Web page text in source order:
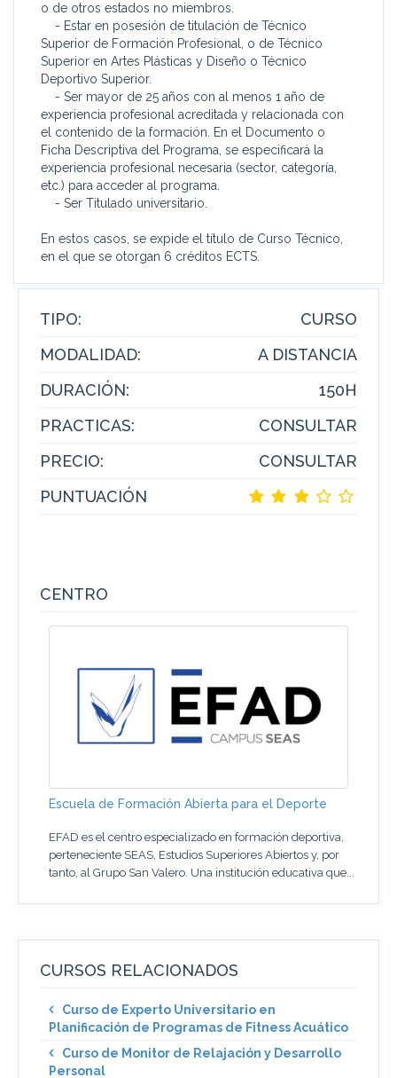
o de otros estados no miembros.
- Estar en posesión de titulación de Técnico
Superior de Formación Profesional, o de Técnico
Superior en Artes Plásticas y Diseño o Técnico
Deportivo Superior.
- Ser mayor de 25 años con al menos 1 año de
experiencia profesional acreditada y relacionada con
el contenido de la formación. En el Documento o
Ficha Descriptiva del Programa, se especificará la
experiencia profesional necesaria (sector, categoría,
etc.) para acceder al programa.
- Ser Titulado universitario.
En estos casos, se expide el título de Curso Técnico,
en el que se otorgan 6 créditos ECTS.
TIPO:
CURSO
MODALIDAD:
A DISTANCIA
DURACIÓN:
150H
PRACTICAS:
CONSULTAR
PRECIO:
CONSULTAR
PUNTUACIÓN
CENTRO
Escuela de Formación Abierta para el Deporte
EFAD es el centro especializado en formación deportiva,
perteneciente SEAS, Estudios Superiores Abiertos y, por
tanto, al Grupo San Valero. Una institución educativa que...
CURSOS RELACIONADOS
Curso de Experto Universitario en
Planificación de Programas de Fitness Acuático
Curso de Monitor de Relajación y Desarrollo
Personal